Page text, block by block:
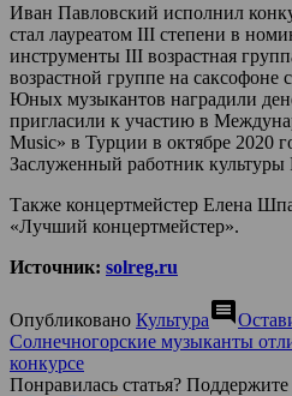
Иван Павловский исполнил
стал лауреатом III степени в
инструменты III возрастная
возрастной группе на саксофоне
Юных музыкантов наградили
пригласили к участию в
Music» в Турции в октябре 2020
Заслуженный работник
Также концертмейстер Елена
«Лучший концертмейстер».
Источник: solreg.ru
Опубликовано Культураcomment
Солнечногорские музыканты
конкурсе
Понравилась статья? Поддержите